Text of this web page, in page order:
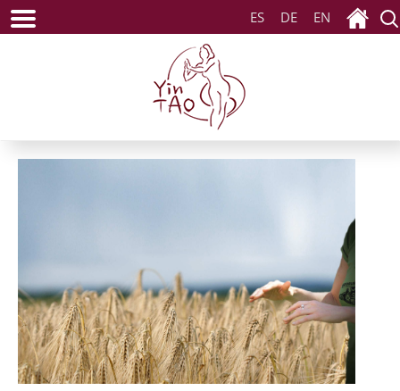
ES DE EN